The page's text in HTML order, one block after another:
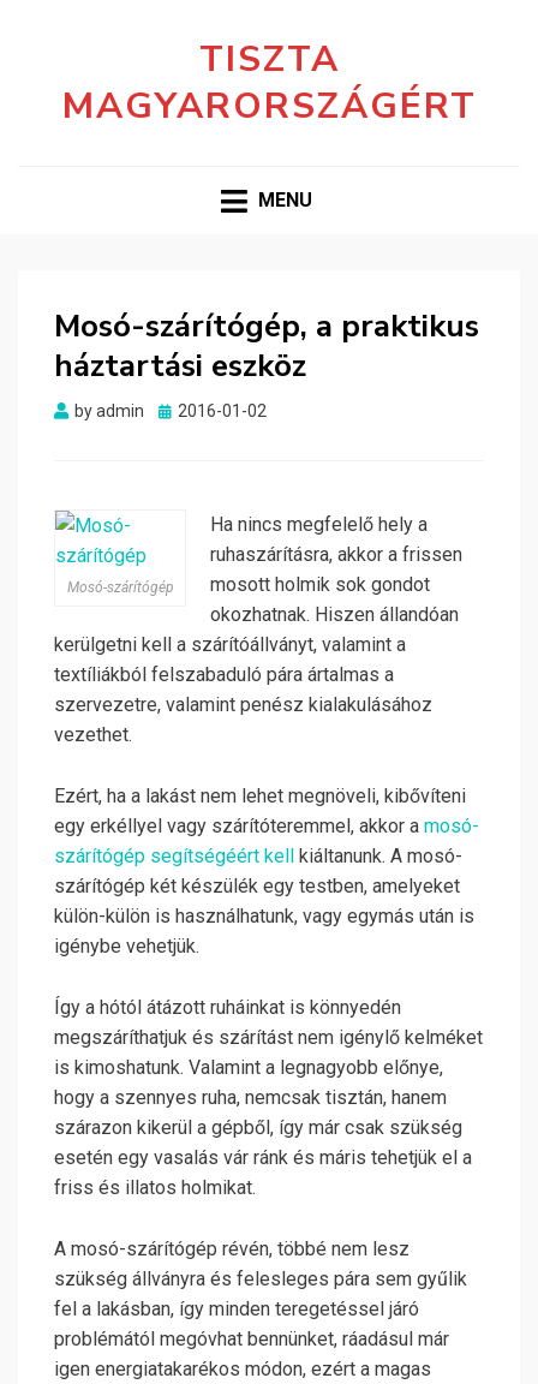
TISZTA
MAGYARORSZÁGÉRT
MENU
Mosó-szárítógép, a praktikus
háztartási eszköz
byadmin
Posted
2016-01-02
Mosó-szárítógép
Ha nincs megfelelő hely a
ruhaszárításra, akkor a frissen
mosott holmik sok gondot
okozhatnak. Hiszen állandóan
kerülgetni kell a szárítóállványt, valamint a
textíliákból felszabaduló pára ártalmas a
szervezetre, valamint penész kialakulásához
vezethet.
Ezért, ha a lakást nem lehet megnöveli, kibővíteni
egy erkéllyel vagy szárítóteremmel, akkor a mosó-
szárítógép segítségéért kell
kiáltanunk. A mosó-
szárítógép két készülék egy testben, amelyeket
külön-külön is használhatunk, vagy egymás után is
igénybe vehetjük.
Így a hótól átázott ruháinkat is könnyedén
megszáríthatjuk és szárítást nem igénylő kelméket
is kimoshatunk. Valamint a legnagyobb előnye,
hogy a szennyes ruha, nemcsak tisztán, hanem
szárazon kikerül a gépből, így már csak szükség
esetén egy vasalás vár ránk és máris tehetjük el a
friss és illatos holmikat.
A mosó-szárítógép révén, többé nem lesz
szükség állványra és felesleges pára sem gyűlik
fel a lakásban, így minden teregetéssel járó
problémától megóvhat bennünket, ráadásul már
igen energiatakarékos módon, ezért a magas